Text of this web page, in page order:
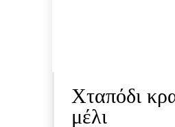
Xταπόδι
μέλι